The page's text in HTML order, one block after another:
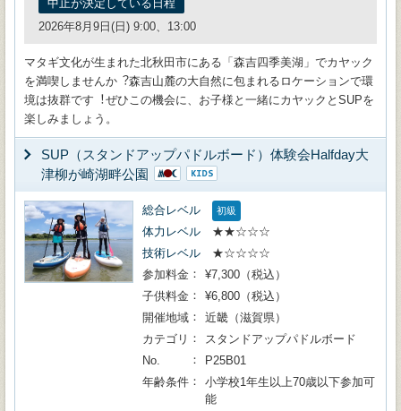
中止が決定している日程
2026年8月9日(日) 9:00、13:00
マタギ⽂化が⽣まれた北秋⽥市にある「森吉四季美湖」でカヤック
を満喫しませんか︖森吉⼭麓の⼤⾃然に包まれるロケーションで環
境は抜群です︕ぜひこの機会に、お⼦様と⼀緒にカヤックとSUPを
楽しみましょう。
SUP（スタンドアップパドルボード）体験会Halfday大
津柳が崎湖畔公園
総合レベル 初級
体力レベル
★★☆☆☆
技術レベル
★☆☆☆☆
参加料金
¥7,300（税込）
子供料金
¥6,800（税込）
開催地域
近畿（滋賀県）
カテゴリ
スタンドアップパドルボード
No.
P25B01
年齢条件
小学校1年生以上70歳以下参加可
能